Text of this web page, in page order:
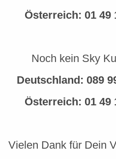
Österreich: 01 49
Noch kein Sky
Deutschland: 089
Österreich: 01 49
Vielen Dank für Dein